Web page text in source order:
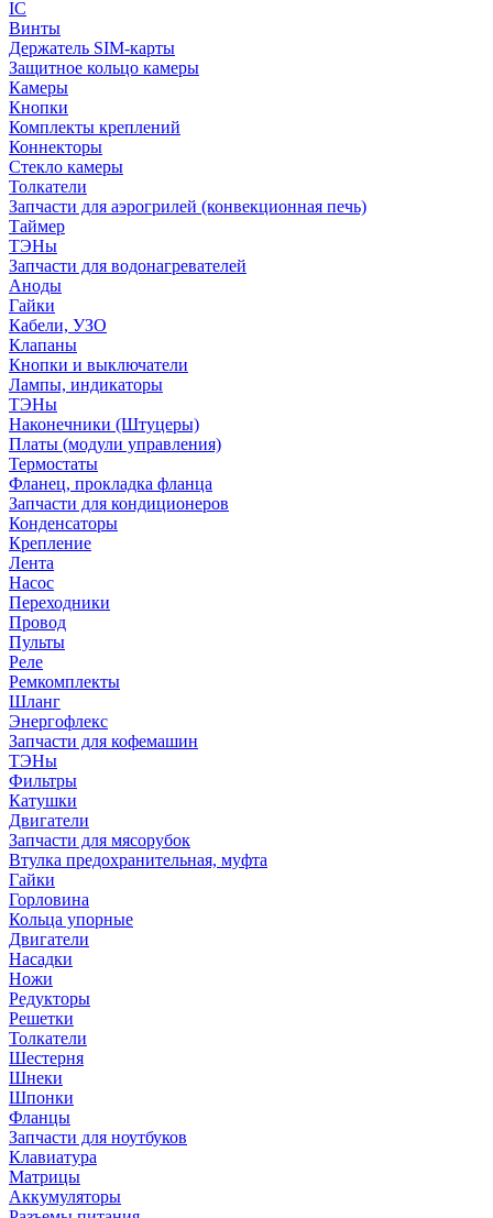
IC
Винты
Держатель SIM-карты
Защитное кольцо камеры
Камеры
Кнопки
Комплекты креплений
Коннекторы
Стекло камеры
Толкатели
Запчасти для аэрогрилей (конвекционная печь)
Таймер
ТЭНы
Запчасти для водонагревателей
Аноды
Гайки
Кабели, УЗО
Клапаны
Кнопки и выключатели
Лампы, индикаторы
ТЭНы
Наконечники (Штуцеры)
Платы (модули управления)
Термостаты
Фланец, прокладка фланца
Запчасти для кондиционеров
Конденсаторы
Крепление
Лента
Насос
Переходники
Провод
Пульты
Реле
Ремкомплекты
Шланг
Энергофлекс
Запчасти для кофемашин
ТЭНы
Фильтры
Катушки
Двигатели
Запчасти для мясорубок
Втулка предохранительная, муфта
Гайки
Горловина
Кольца упорные
Двигатели
Насадки
Ножи
Редукторы
Решетки
Толкатели
Шестерня
Шнеки
Шпонки
Фланцы
Запчасти для ноутбуков
Клавиатура
Матрицы
Аккумуляторы